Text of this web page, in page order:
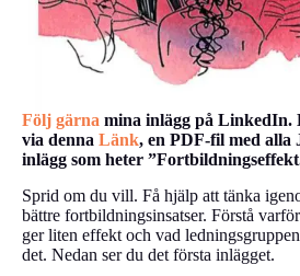
Följ gärna mina inlägg på LinkedIn.
via denna Länk, en PDF-fil med alla
inlägg som heter
Sprid om du vill. Få hjälp att tänka
bättre fortbildningsinsatser. Förstå
ger liten effekt och vad
det. Nedan ser du det första inlägget.